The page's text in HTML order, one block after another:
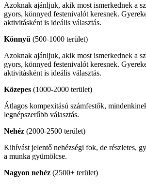
Azoknak ajánljuk, akik most ismerkednek a
gyors, könnyed festenivalót keresnek.
aktivitásként is ideális választás.
Könnyű (500-1000 terület)
Azoknak ajánljuk, akik most ismerkednek a
gyors, könnyed festenivalót keresnek.
aktivitásként is ideális választás.
Közepes (1000-2000 terület)
Átlagos kompexitású számfestők,
legnépszerűbb választás.
Nehéz (2000-2500 terület)
Kihívást jelentő nehézségi fok, de részletes,
a munka gyümölcse.
Nagyon nehéz (2500+ terület)